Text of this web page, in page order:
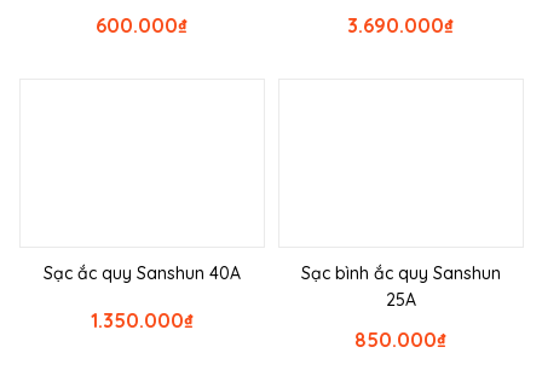
₫
600.000 ₫
3.690.000
Sạc ắc quy Sanshun 40A
₫
1.350.000
Sạc bình ắc quy Sanshun
25A
₫
850.000